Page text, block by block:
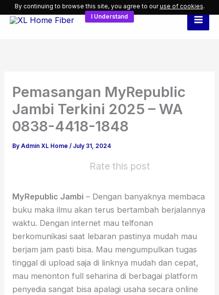
Skip
Pemasangan MyRepublic
Jambi Terkini 2025 – WA
0838-4418-1848
ByAdmin XL Home/ July 31, 2024
Rate this post
MyRepublic Jambi – Dengan banyaknya membaca
buku maka ilmu akan terus bertambah berjalannya
waktu. Dengan internet mau telfonan
berkomunikasi saat lebaran pastinya mudah mau
berjam jam pasti bisa. Mau mengumpulkan tugas
tinggal di upload saja di linknya mudah dan cepat,
mau menonton full seharina di berbagai platform
penyedia sangat bisa apalagi usaha secara online
By continuing to browse this site, you agree to ouruse of cookies.
I Understand